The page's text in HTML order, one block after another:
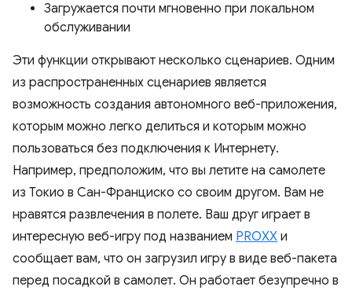
Загружается почти мгновенно при локальном
обслуживании
Эти функции открывают несколько сценариев. Одним
из распространенных сценариев является
возможность создания автономного веб-приложения,
которым можно легко делиться и которым можно
пользоваться без подключения к Интернету.
Например, предположим, что вы летите на самолете
из Токио в Сан-Франциско со своим другом. Вам не
нравятся развлечения в полете. Ваш друг играет в
интересную веб-игру под названием PROXX и
сообщает вам, что он загрузил игру в виде веб-пакета
перед посадкой в ​​самолет. Он работает безупречно в